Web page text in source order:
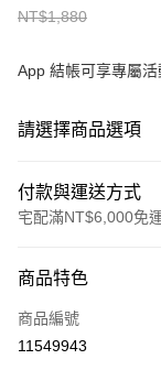
NT$1,880
App 結帳可享專屬活
請選擇商品選項
付款與運送方式
宅配滿NT$6,000免
信用卡一次付款
信用卡分期付款
商品特色
商品編號
11549943